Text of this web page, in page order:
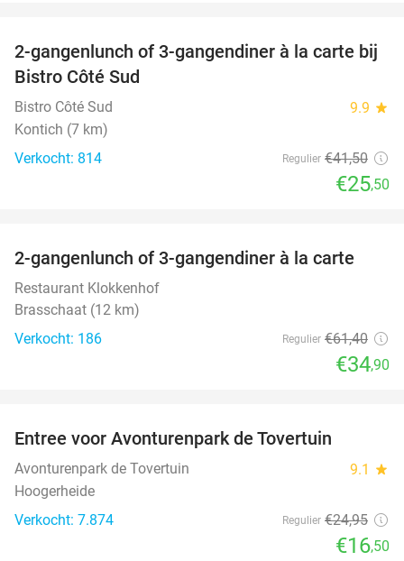
39%
2-gangenlunch of 3-gangendiner à la carte bij
Bistro Côté Sud
Bistro Côté Sud 9.9 star
Kontich (7 km)
Verkocht: 814
Regulier €41,50
€25,50
43%
2-gangenlunch of 3-gangendiner à la carte
Restaurant Klokkenhof
Brasschaat (12 km)
Verkocht: 186
Regulier €61,40
€34,90
Entree voor Avonturenpark de Tovertuin
Avonturenpark de Tovertuin 9.1 star
Hoogerheide
Verkocht: 7.874
Regulier €24,95
€16,50